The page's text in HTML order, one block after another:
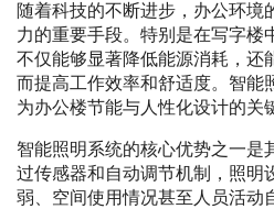
随着科技的不断进步，办公环境
力的重要手段。特别是在写字楼
不仅能够显著降低能源消耗，还
而提高工作效率和舒适度。智能
为办公楼节能与人性化设计的关
智能照明系统的核心优势之一是
过传感器和自动调节机制，照明
弱、空间使用情况甚至人员活动